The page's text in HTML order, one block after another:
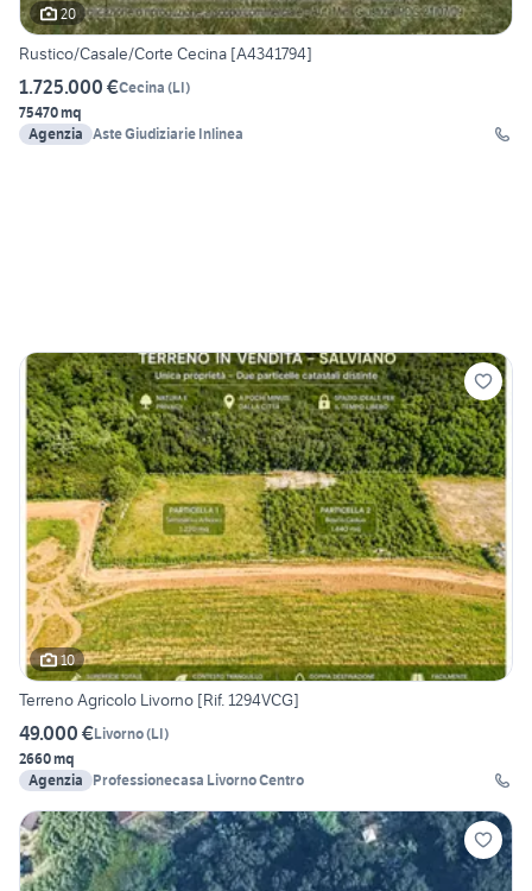
20
Rustico/Casale/Corte Cecina [A4341794]
1.725.000 €Cecina (LI)
75470 mq
Agenzia Aste Giudiziarie Inlinea
10
Terreno Agricolo Livorno [Rif. 1294VCG]
49.000 €Livorno(LI)
2660 mq
Agenzia
Professionecasa Livorno Centro